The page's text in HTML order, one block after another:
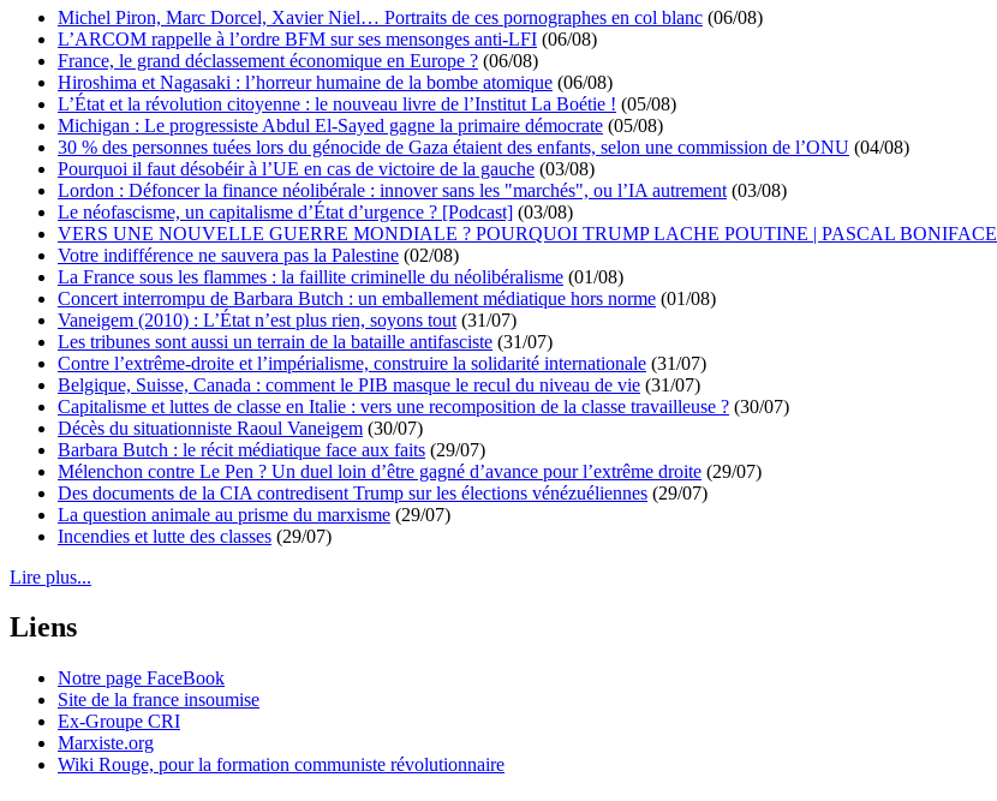
Michel Piron, Marc Dorcel, Xavier Niel… Portraits de ces pornographes en col blanc (06/08)
L’ARCOM rappelle à l’ordre BFM sur ses mensonges anti-LFI (06/08)
France, le grand déclassement économique en Europe ? (06/08)
Hiroshima et Nagasaki : l’horreur humaine de la bombe atomique (06/08)
L’État et la révolution citoyenne : le nouveau livre de l’Institut La Boétie ! (05/08)
Michigan : Le progressiste Abdul El-Sayed gagne la primaire démocrate (05/08)
30 % des personnes tuées lors du génocide de Gaza étaient des enfants, selon une commission de l’ONU (04/08)
Pourquoi il faut désobéir à l’UE en cas de victoire de la gauche (03/08)
Lordon : Défoncer la finance néolibérale : innover sans les "marchés", ou l’IA autrement (03/08)
Le néofascisme, un capitalisme d’État d’urgence ? [Podcast] (03/08)
VERS UNE NOUVELLE GUERRE MONDIALE ? POURQUOI TRUMP LACHE POUTINE | PASCAL BONIFACE
Votre indifférence ne sauvera pas la Palestine (02/08)
La France sous les flammes : la faillite criminelle du néolibéralisme (01/08)
Concert interrompu de Barbara Butch : un emballement médiatique hors norme (01/08)
Vaneigem (2010) : L’État n’est plus rien, soyons tout (31/07)
Les tribunes sont aussi un terrain de la bataille antifasciste (31/07)
Contre l’extrême-droite et l’impérialisme, construire la solidarité internationale (31/07)
Belgique, Suisse, Canada : comment le PIB masque le recul du niveau de vie (31/07)
Capitalisme et luttes de classe en Italie : vers une recomposition de la classe travailleuse ? (30/07)
Décès du situationniste Raoul Vaneigem (30/07)
Barbara Butch : le récit médiatique face aux faits (29/07)
Mélenchon contre Le Pen ? Un duel loin d’être gagné d’avance pour l’extrême droite (29/07)
Des documents de la CIA contredisent Trump sur les élections vénézuéliennes (29/07)
La question animale au prisme du marxisme (29/07)
Incendies et lutte des classes (29/07)
Lire plus...
Liens
Notre page FaceBook
Site de la france insoumise
Ex-Groupe CRI
Marxiste.org
Wiki Rouge, pour la formation communiste révolutionnaire